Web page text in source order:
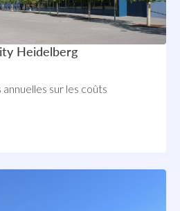
Heidelberg
sur les coûts